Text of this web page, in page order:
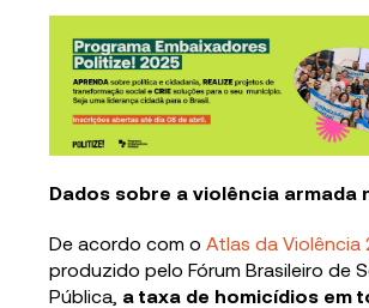
Dados sobre a violência armada
De acordo com o Atlas da Violência
produzido pelo Fórum Brasileiro de
Pública, a taxa de homicídios em